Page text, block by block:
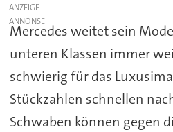
ANZEIGE
Mercedes weitet sein
unteren Klassen immer
schwierig für das
Stückzahlen schnellen
Schwaben können gegen